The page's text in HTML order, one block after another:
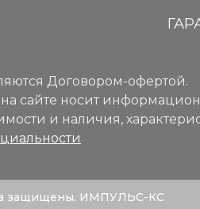
Договором-офертой.
сайте носит
и наличия,
защищены. ИМПУЛЬС-КС